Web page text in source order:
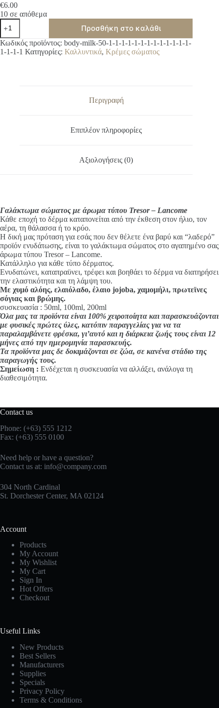
€6.00
10 σε απόθεμα
Γαλάκτωμα
σώματος
με
άρωμα
τύπου
Προσθήκη στο καλάθι
A
l
Κωδικός προϊόντος: body-milk-50-1-1-1-1-1-1-1-1-1-1-1-1-1-
1-1-1-1 Κατηγορίες: Καλλυντικά, Κρέμες σώματος
Περιγραφή
Επιπλέον πληροφορίες
Αξιολογήσεις (0)
Γαλάκτωμα σώματος με άρωμα τύπου Tresor – Lancome
Κάθε εποχή το δέρμα καταπονείται από την έκθεση στον ήλιο, τον
αέρα, τη θάλασσα ή το κρύο.
Η δική μας πρόταση για εσάς που δεν θέλετε ένα βαρύ και “λαδερό”
προϊόν ενυδάτωσης, είναι το γαλάκτωμα σώματος στο αγαπημένο σας
άρωμα τύπου Tresor – Lancome.
Κατάλληλο για κάθε τύπο δέρματος.
Ενυδατώνει, καταπραϋνει, τρέφει και βοηθάει το δέρμα να διατηρήσει
την ελαστικότητα και τη λάμψη του.
Με χυμό αλόης, ελαιόλαδο, έλαιο jojoba, χαμομήλι, πρωτεϊνες
σόγιας και βρώμης.
συσκευασία : 50ml, 100ml, 200ml
Όλα μας τα προϊόντα είναι 100% χειροποίητα και παρασκευάζονται
με φυσικές πρώτες ύλες, κατόπιν παραγγελίας για να τα
παραλαμβάνετε φρέσκα, γι’αυτό και η διάρκεια ζωής τους είναι 12
μήνες από την ημερομηνία παρασκευής.
Τα προϊόντα μας δε δοκιμάζονται σε ζώα, σε κανένα στάδιο της
παραγωγής τους.
Σημείωση : Ενδέχεται η συσκευασία να αλλάξει, ανάλογα τη
διαθεσιμότητα.
Contact us
Phone: (+63) 555 1212
Fax: (+63) 555 0100
Need help or have a question?
Contact us at: info@company.com
304 North Cardinal
St. Dorchester Center, MA 02124
Account
Products
My Account
My Wishlist
My Cart
Sign In
Hot Offers
Checkout
Useful Links
New Products
Best Sellers
Manufacturers
Supplies
Specials
Privacy Policy
Terms & Conditions